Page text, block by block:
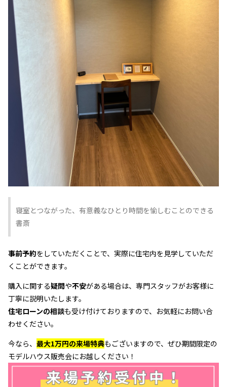
寝室とつながった、有意義なひとり時間を愉しむことのできる
書斎
事前予約をしていただくことで、実際に住宅内を見学していただ
くことができます。
購入に関する疑問や不安がある場合は、専門スタッフがお客様に
丁寧に説明いたします。
住宅ローンの相談も受け付けておりますので、お気軽にお問い合
わせください。
今なら、 最大1万円の来場特典もございますので、ぜひ期間限定の
モデルハウス販売会にお越しください！